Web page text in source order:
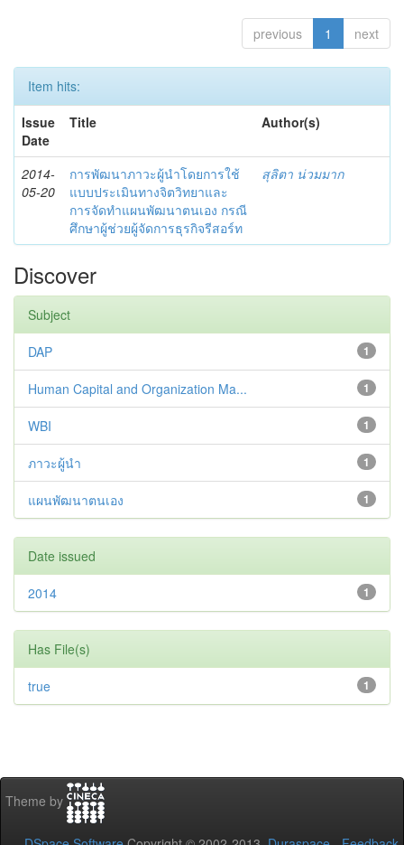
previous 1 next
Item hits:
Issue
Date
Title Author(s)
2014-
05-20
การพัฒนาภาวะผู้นำโดยการใช้
แบบประเมินทางจิตวิทยาและ
การจัดทำแผนพัฒนาตนเอง กรณี
ศึกษาผู้ช่วยผู้จัดการธุรกิจรีสอร์ท
สุลิตา น่วมมาก
Discover
Subject
1
DAP
1
Human Capital and Organization Ma...
1
WBI
1
ภาวะผู้นำ
1
แผนพัฒนาตนเอง
Date issued
1
2014
Has File(s)
1
true
Theme by